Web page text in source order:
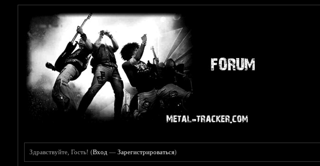
Здравствуйте, Гость! (Вход —Зарегистрироваться)